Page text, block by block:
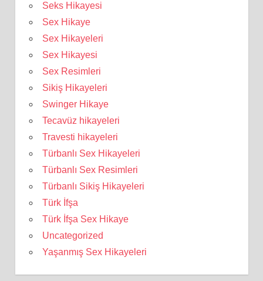
Seks Hikayesi
Sex Hikaye
Sex Hikayeleri
Sex Hikayesi
Sex Resimleri
Sikiş Hikayeleri
Swinger Hikaye
Tecavüz hikayeleri
Travesti hikayeleri
Türbanlı Sex Hikayeleri
Türbanlı Sex Resimleri
Türbanlı Sikiş Hikayeleri
Türk İfşa
Türk İfşa Sex Hikaye
Uncategorized
Yaşanmış Sex Hikayeleri